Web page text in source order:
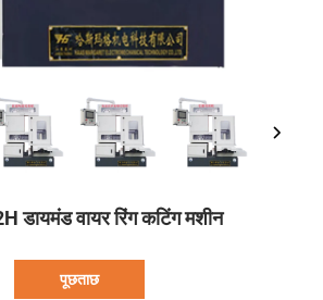
डायमंड वायर रिंग कटिंग मशीन
पूछताछ